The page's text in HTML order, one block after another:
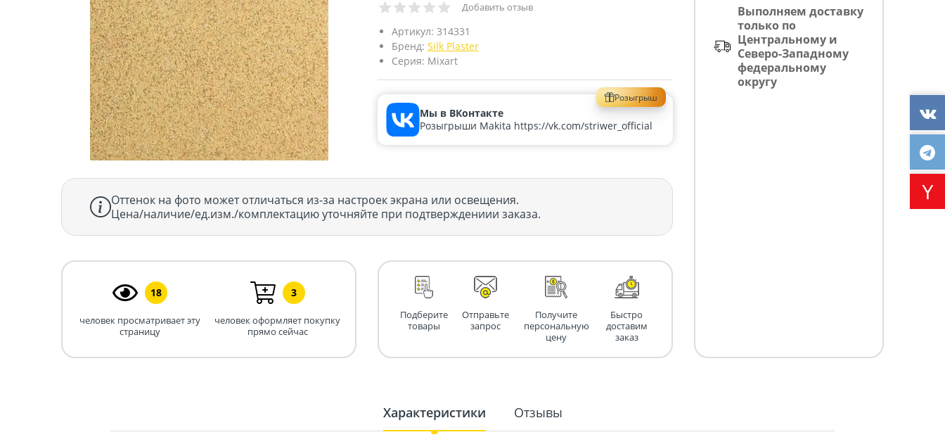
Добавить отзыв
Артикул: 314331
Бренд: Silk Plaster
Серия: Mixart
Розыгрыш
Мы в ВКонтакте
Розыгрыши Makita https://vk.com/striwer_official
Оттенок на фото может отличаться из-за настроек экрана или освещения.
Цена/наличие/ед.изм./комплектацию уточняйте при подтверждениии заказа.
18
человек просматривает эту
страницу
3
человек оформляет покупку
прямо сейчас
Подберите
товары
Отправьте
запрос
Получите
персональную
цену
Быстро
доставим
заказ
Выполняем доставку
только по
Центральному и
Северо-Западному
федеральному
округу
Характеристики Отзывы